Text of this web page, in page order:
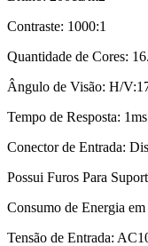
Contraste: 1000:1
Quantidade de Cores:
Ângulo de Visão: H/
Tempo de Resposta: 1ms
Conector de Entrada:
Possui Furos Para
Consumo de Energia
Tensão de Entrada: